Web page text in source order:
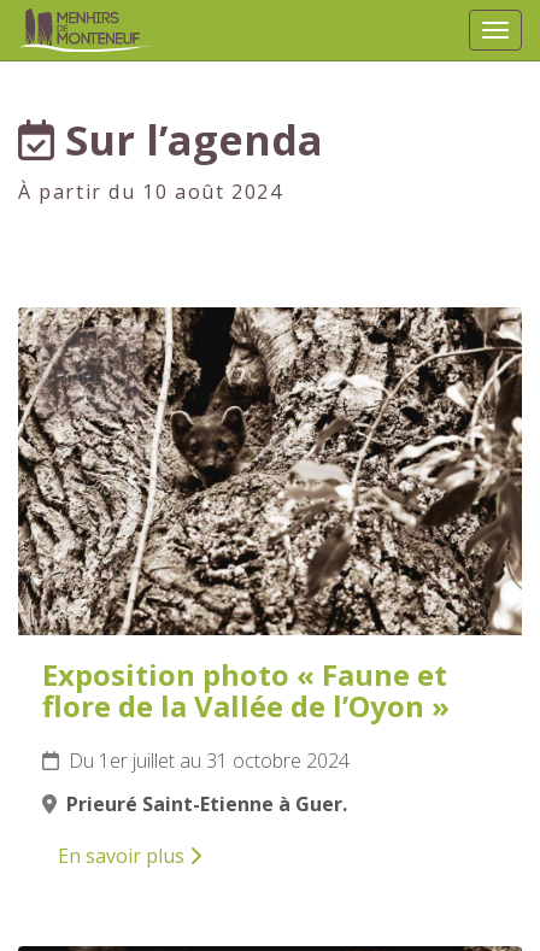
Sur l’agenda
À partir du 10 août 2024
1er
JUILLET
2024
Exposition photo « Faune et
flore de la Vallée de l’Oyon »
Du 1er juillet au 31 octobre 2024
Prieuré Saint-Etienne à Guer.
En savoir plus